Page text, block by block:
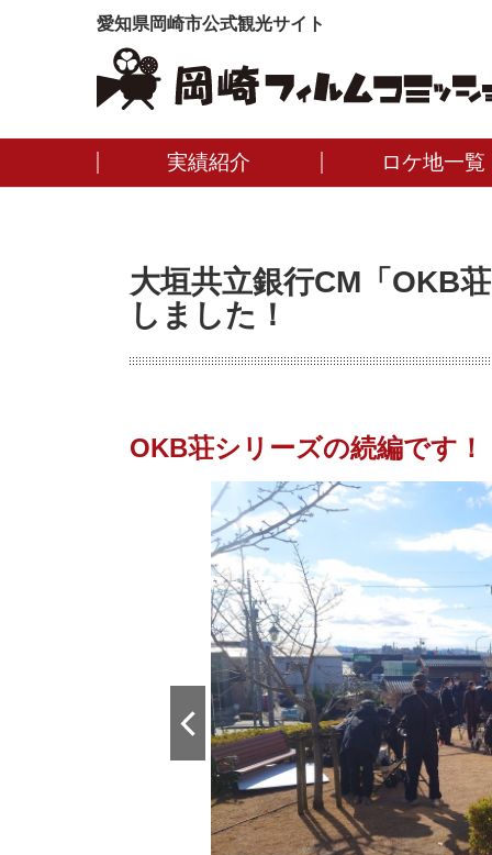
愛知県岡崎市公式観光サイト
実績紹介 ロケ地一覧
⼤垣共⽴銀⾏CM「OKB
しました！
OKB荘シリーズの続編です！